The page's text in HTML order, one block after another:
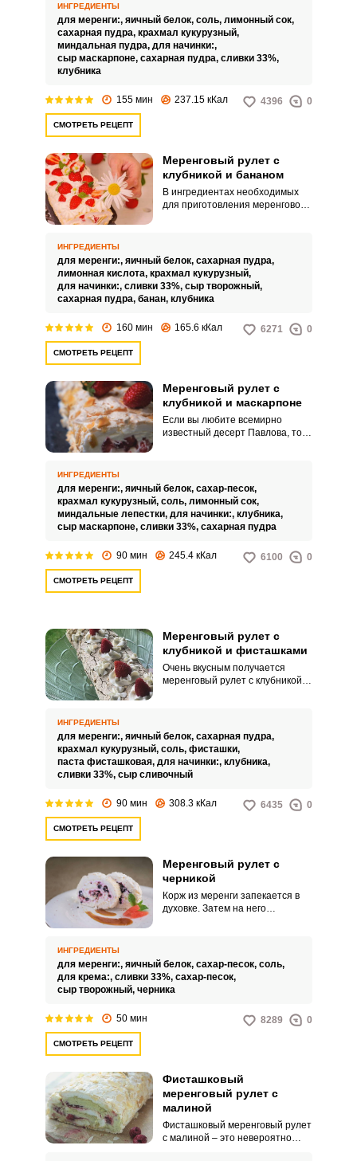
кремом из маскарпоне и
взбитых сливок просто тает во
рту.
ИНГРЕДИЕНТЫ
для меренги:, яичный белок, соль, лимонный сок,
сахарная пудра, крахмал кукурузный,
миндальная пудра, для начинки:,
сыр маскарпоне, сахарная пудра, сливки 33%,
клубника
155 мин 237.15 кКал 4396 0
СМОТРЕТЬ РЕЦЕПТ
Меренговый рулет с
клубникой и бананом
В ингредиентах необходимых
для приготовления меренгового
кого непереносимость глютена.
При этом он абсолютно не
уступает по своим вкусовым
качествам десертам,
приготовленным с
муки.
ИНГРЕДИЕНТЫ
для меренги:, яичный белок, сахарная пудра,
лимонная кислота, крахмал кукурузный,
для начинки:, сливки 33%, сыр творожный,
сахарная пудра, банан, клубника
160 мин 165.6 кКал 6271 0
СМОТРЕТЬ РЕЦЕПТ
Меренговый рулет с
клубникой и маскарпоне
Если вы любите всемирно
известный десерт Павлова, то
миндальные лепестки, сочная
клубника и всего полчаса на
приготовление этого чуда
кондитерского искусства.
ИНГРЕДИЕНТЫ
для меренги:, яичный белок, сахар-песок,
крахмал кукурузный, соль, лимонный сок,
миндальные лепестки, для начинки:, клубника,
сыр маскарпоне, сливки 33%, сахарная пудра
90 мин 245.4 кКал 6100 0
СМОТРЕТЬ РЕЦЕПТ
Меренговый рулет с
клубникой и фисташками
Очень вкусным получается
меренговый рулет с клубникой и
фисташки, воздушный крем из
сливочного сыра и сливок и в
дополнении ко всему сочная,
сладкая клубника.
ИНГРЕДИЕНТЫ
для меренги:, яичный белок, сахарная пудра,
крахмал кукурузный, соль, фисташки,
паста фисташковая, для начинки:, клубника,
сливки 33%, сыр сливочный
90 мин 308.3 кКал 6435 0
СМОТРЕТЬ РЕЦЕПТ
Меренговый рулет с
черникой
Корж из меренги запекается в
духовке. Затем на него
ИНГРЕДИЕНТЫ
для меренги:, яичный белок, сахар-песок, соль,
для крема:, сливки 33%, сахар-песок,
сыр творожный, черника
50 мин 8289 0
СМОТРЕТЬ РЕЦЕПТ
Фисташковый
меренговый рулет с
малиной
Фисташковый меренговый рулет
с малиной – это невероятно
Запомнить меня
Забыли пароль?